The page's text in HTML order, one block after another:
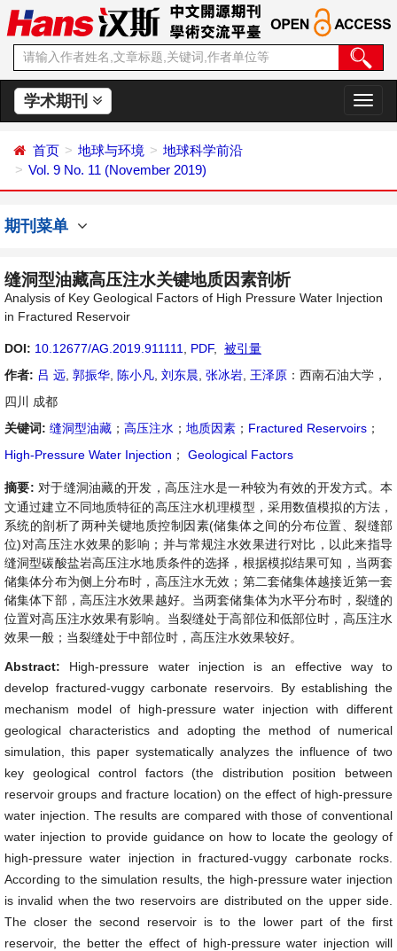
学术期刊
切
换
首页 地球与环境
地球科学前沿
Vol. 9 No. 11 (November 2019)
期刊菜单
缝洞型油藏高压注水关键地质因素剖析
Analysis of Key Geological Factors of High Pressure Water Injection
in Fractured Reservoir
DOI: 10.12677/AG.2019.911111 PDF,
被引量
作者: 吕 远 郭振华 陈小凡 刘东晨 张冰岩 王泽原 ：西南石油大学，
四川 成都
关键词: 缝洞型油藏 ； 高压注水 ； 地质因素 ； Fractured Reservoirs ；
High-Pressure Water Injection ； Geological Factors
摘要: 对于缝洞油藏的开发，高压注水是一种较为有效的开发方式。本
文通过建立不同地质特征的高压注水机理模型，采用数值模拟的方法，
系统的剖析了两种关键地质控制因素(储集体之间的分布位置、裂缝部
位)对高压注水效果的影响；并与常规注水效果进行对比，以此来指导
缝洞型碳酸盐岩高压注水地质条件的选择，根据模拟结果可知，当两套
储集体分布为侧上分布时，高压注水无效；第二套储集体越接近第一套
储集体下部，高压注水效果越好。当两套储集体为水平分布时，裂缝的
位置对高压注水效果有影响。当裂缝处于高部位和低部位时，高压注水
效果一般；当裂缝处于中部位时，高压注水效果较好。
Abstract: High-pressure water injection is an effective way to
develop fractured-vuggy carbonate reservoirs. By establishing the
mechanism model of high-pressure water injection with different
geological characteristics and adopting the method of numerical
simulation, this paper systematically analyzes the influence of two
key geological control factors (the distribution position between
reservoir groups and fracture location) on the effect of high-pressure
water injection. The results are compared with those of conventional
water injection to provide guidance on how to locate the geology of
high-pressure water injection in fractured-vuggy carbonate rocks.
According to the simulation results, the high-pressure water injection
is invalid when the two reservoirs are distributed on the upper side.
The closer the second reservoir is to the lower part of the first
reservoir, the better the effect of high-pressure water injection will